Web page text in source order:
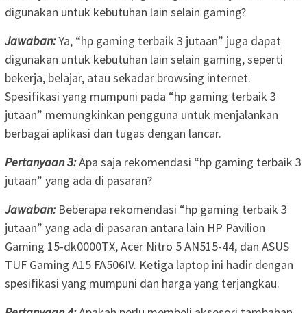
digunakan untuk kebutuhan lain selain gaming?
Jawaban:Ya, “hp gaming terbaik 3 jutaan” juga dapat
digunakan untuk kebutuhan lain selain gaming, seperti
bekerja, belajar, atau sekadar browsing internet.
Spesifikasi yang mumpuni pada “hp gaming terbaik 3
jutaan” memungkinkan pengguna untuk menjalankan
berbagai aplikasi dan tugas dengan lancar.
Pertanyaan 3:Apa saja rekomendasi “hp gaming terbaik 3
jutaan” yang ada di pasaran?
Jawaban:Beberapa rekomendasi “hp gaming terbaik 3
jutaan” yang ada di pasaran antara lain HP Pavilion
Gaming 15-dk0000TX, Acer Nitro 5 AN515-44, dan ASUS
TUF Gaming A15 FA506IV. Ketiga laptop ini hadir dengan
spesifikasi yang mumpuni dan harga yang terjangkau.